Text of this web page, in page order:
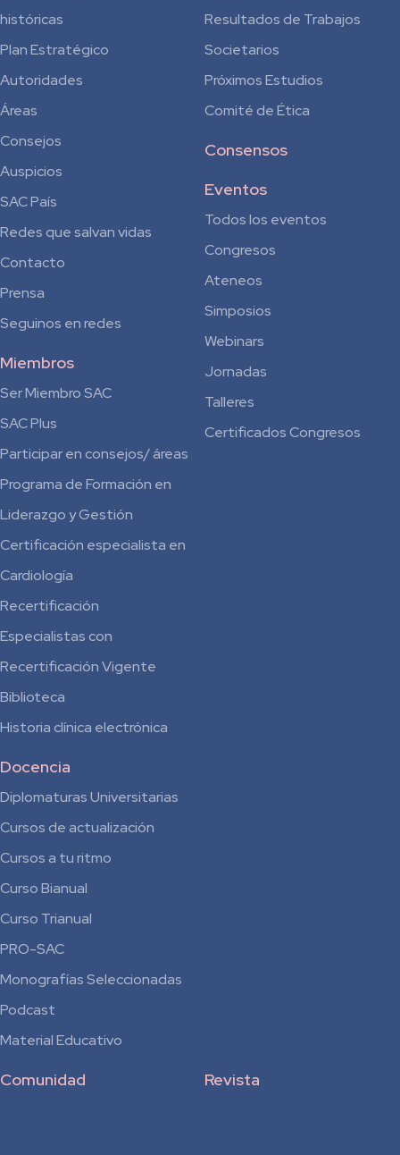
históricas
Plan Estratégico
Autoridades
Áreas
Consejos
Auspicios
SAC País
Redes que salvan vidas
Contacto
Prensa
Seguinos en redes
Miembros
Ser Miembro SAC
SAC Plus
Participar en consejos/ áreas
Programa de Formación en
Liderazgo y Gestión
Certificación especialista en
Cardiología
Recertificación
Especialistas con
Recertificación Vigente
Biblioteca
Historia clínica electrónica
Docencia
Diplomaturas Universitarias
Cursos de actualización
Cursos a tu ritmo
Curso Bianual
para
Residentes
Curso Trianual
PRO-SAC
Monografías Seleccionadas
Podcast
Material Educativo
Resultados de Trabajos
Societarios
Próximos Estudios
Comité de Ética
Consensos
Eventos
Todos los eventos
Congresos
Ateneos
Simposios
Webinars
Jornadas
Talleres
Certificados Congresos
Revista
Comunidad